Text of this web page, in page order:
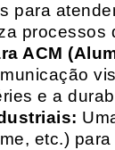
para
ACM
e a
etc.)